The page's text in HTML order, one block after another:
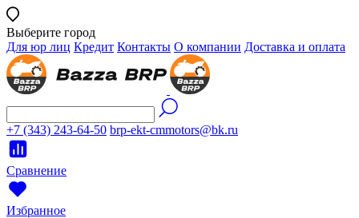
Выберите город
Для юр лиц Кредит Контакты О компании Доставка и оплата
+7 (343) 243-64-50 brp-ekt-cmmotors@bk.ru
Сравнение
Избранное